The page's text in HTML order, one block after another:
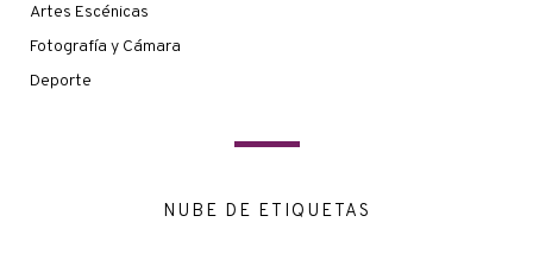
Artes Escénicas
Fotografía y Cámara
Deporte
NUBE DE ETIQUETAS